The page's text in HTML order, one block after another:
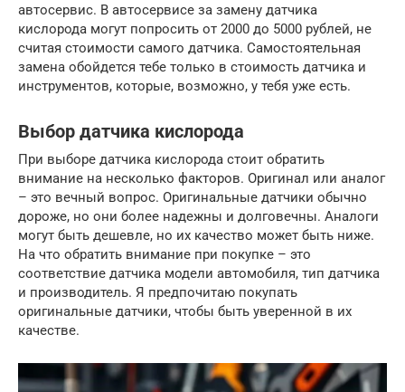
автосервис. В автосервисе за замену датчика
кислорода могут попросить от 2000 до 5000 рублей, не
считая стоимости самого датчика. Самостоятельная
замена обойдется тебе только в стоимость датчика и
инструментов, которые, возможно, у тебя уже есть.
Выбор датчика кислорода
При выборе датчика кислорода стоит обратить
внимание на несколько факторов. Оригинал или аналог
– это вечный вопрос. Оригинальные датчики обычно
дороже, но они более надежны и долговечны. Аналоги
могут быть дешевле, но их качество может быть ниже.
На что обратить внимание при покупке – это
соответствие датчика модели автомобиля, тип датчика
и производитель. Я предпочитаю покупать
оригинальные датчики, чтобы быть уверенной в их
качестве.